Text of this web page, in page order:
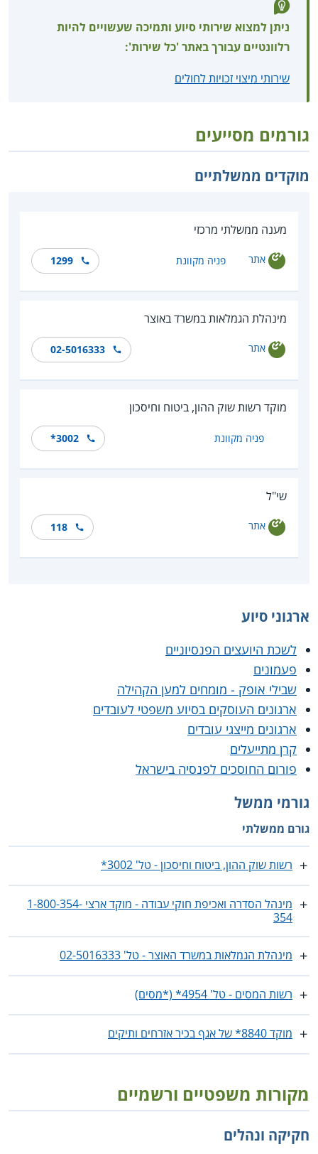
ניתן למצוא שירותי סיוע ותמיכה שעשויים להיות
רלוונטיים עבורך באתר 'כל שירות':
שירותי מיצוי זכויות לחולים
גורמים מסייעים
מוקדים ממשלתיים
מענה ממשלתי מרכזי
אתר פניה מקוונת 1299
מינהלת הגמלאות במשרד באוצר
אתר 02-5016333
מוקד רשות שוק ההון, ביטוח וחיסכון
פניה מקוונת *‎3002
שי"ל
אתר 118
ארגוני סיוע
לשכת היועצים הפנסיוניים
פעמונים
שבילי אופק - מומחים למען הקהילה
ארגונים העוסקים בסיוע משפטי לעובדים
ארגונים מייצגי עובדים
קרן מתייעלים
פורום החוסכים לפנסיה בישראל
גורמי ממשל
גורם ממשלתי
רשות שוק ההון, ביטוח וחיסכון - טל' 3002*
מינהל הסדרה ואכיפת חוקי עבודה - מוקד ארצי 1-800-354-
354
מינהלת הגמלאות במשרד האוצר - טל' ‎02-5016333
רשות המסים - טל' 4954* (*מסים)
מוקד 8840* של אגף בכיר אזרחים ותיקים
מקורות משפטיים ורשמיים
חקיקה ונהלים